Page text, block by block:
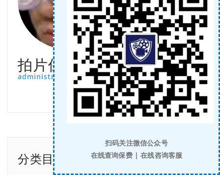
拍片保
administrator
分类目录
扫码关注微信公众号
在线查询保费 | 在线咨询客服